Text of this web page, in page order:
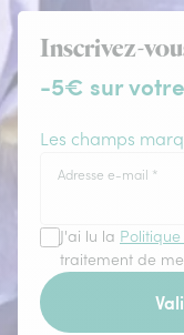
Inscrivez-
-5€ sur
Les champs
Adresse e-mail *
J'ai lu la
traitement de